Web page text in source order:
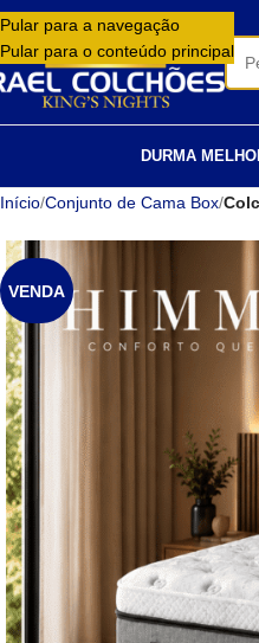
Pular para a navegação
Pular para o conteúdo principal
DURMA
Início/Conjunto de Cama Box/
VENDA